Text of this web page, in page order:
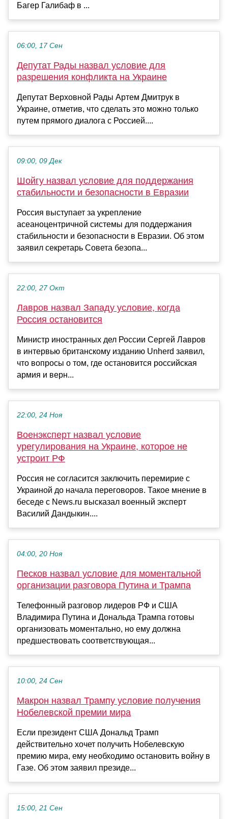
Багер Галибаф в ...
06:00, 17 Сен
Депутат Рады назвал условие для
разрешения конфликта на Украине
Депутат Верховной Рады Артем Дмитрук в
Украине, отметив, что сделать это можно только
путем прямого диалога с Россией....
09:00, 09 Дек
Шойгу назвал условие для поддержания
стабильности и безопасности в Евразии
Россия выступает за укрепление
асеаноцентричной системы для поддержания
стабильности и безопасности в Евразии. Об этом
заявил секретарь Совета безопа...
22:00, 27 Окт
Лавров назвал Западу условие, когда
Россия остановится
Министр иностранных дел России Сергей Лавров
в интервью британскому изданию Unherd заявил,
что вопросы о том, где остановится российская
армия и верн...
22:00, 24 Ноя
Военэксперт назвал условие
урегулирования на Украине, которое не
устроит РФ
Россия не согласится заключить перемирие с
Украиной до начала переговоров. Такое мнение в
беседе с News.ru высказал военный эксперт
Василий Дандыкин....
04:00, 20 Ноя
Песков назвал условие для моментальной
организации разговора Путина и Трампа
Телефонный разговор лидеров РФ и США
Владимира Путина и Дональда Трампа готовы
организовать моментально, но ему должна
предшествовать соответствующая...
10:00, 24 Сен
Макрон назвал Трампу условие получения
Нобелевской премии мира
Если президент США Дональд Трамп
действительно хочет получить Нобелевскую
премию мира, ему необходимо остановить войну в
Газе. Об этом заявил президе...
15:00, 21 Сен